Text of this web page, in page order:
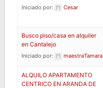
Iniciado por: Cesar
Busco piso/casa en alquiler
en Cantalejo
Iniciado por: maestraTamara
ALQUILO APARTAMENTO
CENTRICO EN ARANDA DE